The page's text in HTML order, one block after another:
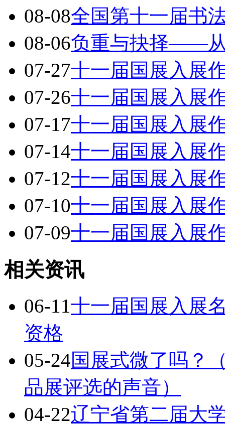
08-08全国第十一届书
08-06负重与抉择——
07-27十一届国展入
07-26十一届国展入
07-17十一届国展入
07-14十一届国展入
07-12十一届国展入
07-10十一届国展入
07-09十一届国展入
相关资讯
06-11十一届国展入展
资格
05-24国展式微了吗？
品展评选的声音）
04-22辽宁省第二届大